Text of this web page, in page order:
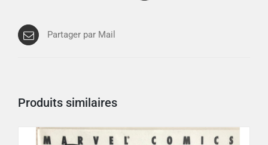
Partager par Mail
Produits similaires